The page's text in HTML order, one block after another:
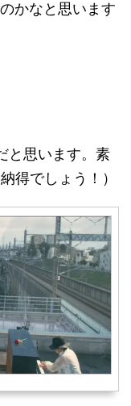
かなと思います
と思います。素
得でしょう！）